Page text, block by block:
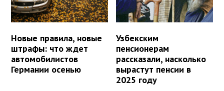
Новые правила, новые
штрафы: что ждет
автомобилистов
Германии осенью
Узбекским
пенсионерам
рассказали, насколько
вырастут пенсии в
2025 году